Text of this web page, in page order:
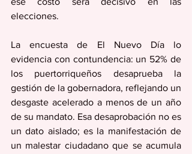
elecciones.
La encuesta de El Nuevo Día lo
evidencia con contundencia: un 52% de
los puertorriqueños desaprueba la
gestión de la gobernadora, reflejando un
desgaste acelerado a menos de un año
de su mandato. Esa desaprobación no es
un dato aislado; es la manifestación de
un malestar ciudadano que se acumula